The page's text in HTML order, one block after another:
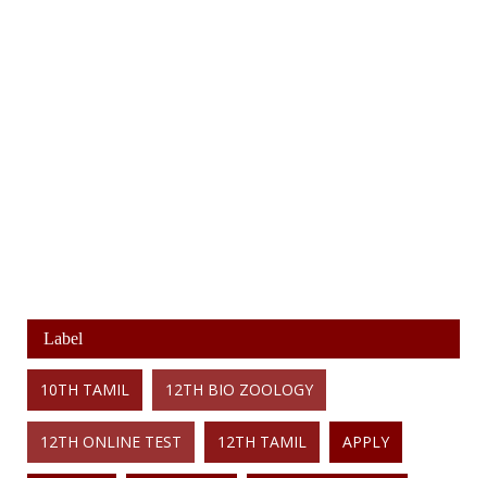
Label
10TH TAMIL 12TH BIO ZOOLOGY
12TH ONLINE TEST 12TH TAMIL APPLY